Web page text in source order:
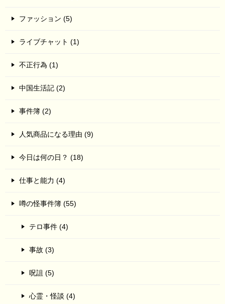
ファッション (5)
ライブチャット (1)
不正行為 (1)
中国生活記 (2)
事件簿 (2)
人気商品になる理由 (9)
今日は何の日？ (18)
仕事と能力 (4)
噂の怪事件簿 (55)
テロ事件 (4)
事故 (3)
呪詛 (5)
心霊・怪談 (4)